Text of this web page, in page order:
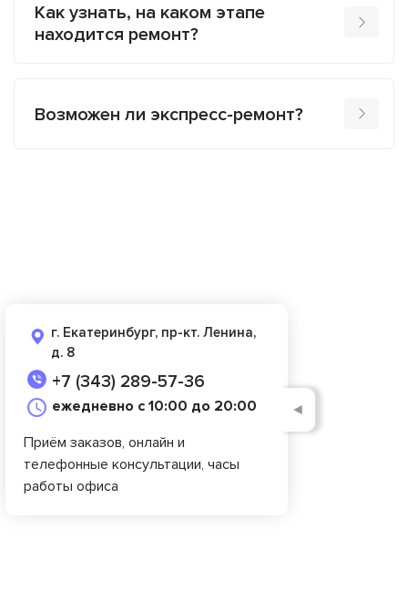
Как узнать, на каком этапе
находится ремонт?
Возможен ли экспресс-ремонт?
г. Екатеринбург, пр-кт. Ленина,
д. 8
+7 (343) 289-57-36
ежедневно с 10:00 до 20:00
Приём заказов, онлайн и
телефонные консультации, часы
работы офиса
◄